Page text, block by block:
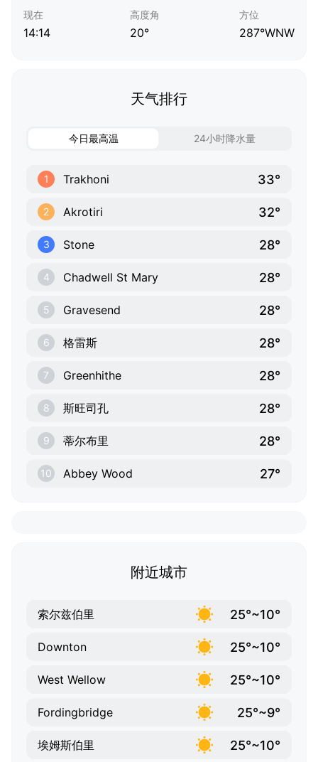
现在
14:14
高度角
20°
方位
287°WNW
天气排行
今日最高温 24小时降水量
1 Trakhoni 33°
2 Akrotiri 32°
3 Stone 28°
4 Chadwell St Mary 28°
5 Gravesend 28°
6 格雷斯 28°
7 Greenhithe 28°
8 斯旺司孔 28°
9 蒂尔布里 28°
10 Abbey Wood 27°
附近城市
索尔兹伯里 25°~10°
Downton 25°~10°
West Wellow 25°~10°
Fordingbridge 25°~9°
埃姆斯伯里 25°~10°